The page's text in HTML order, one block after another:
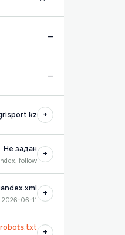
—
—
+
Не задан
follow
+
2026-06-11
+
+